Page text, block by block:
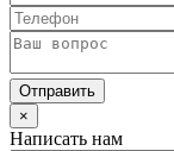
Отправить
×
Написать нам